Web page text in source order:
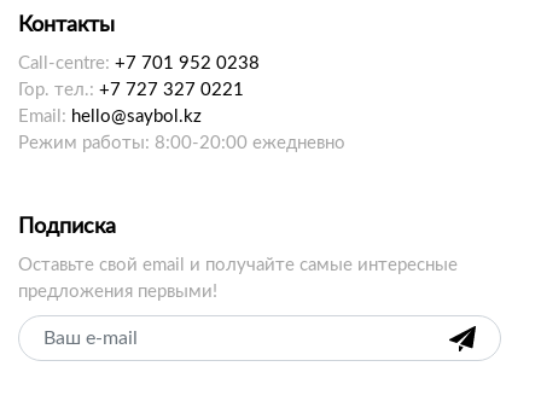
Контакты
Call-centre: +7 701 952 0238
Гор. тел.: +7 727 327 0221
Email: hello@saybol.kz
Режим работы: 8:00-20:00 ежедневно
Подписка
Оставьте свой email и получайте самые интересные
предложения первыми!